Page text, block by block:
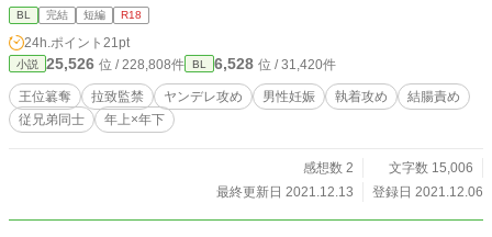
体格をした年上の従兄弟に敵うはずもなく、今日に至るまで
無体を働かれ続けている。 従者や女官にすらとも会えず、毎
日毎晩抱き潰され、ベッドから起き上がることもままならな
い。 食事さえ抱かれてグズグズになっている時に無理やり摂
らされていて、揺さぶられて目を覚まし、終わらない快楽の
果て意識を失う。 疲れ果て弱った体は休息を欲し、日が落ち
て、また、揺さぶられるまで目を覚ますことさえできず。繋
日々が、もう2年も過ぎ去った。 「愛している」 唱えるよう
に呟かれても、これをどうして愛と受け入れられるというの
BL 完結 短編 R18
24h.ポイント 21pt
小説 25,526 位 / 228,808件 BL 6,528 位 / 31,420件
王位簒奪 拉致監禁 ヤンデレ攻め 男性妊娠 執着攻め
結腸責め
従兄弟同士
年上×年下
感想数 2
文字数 15,006
最終更新日 2021.12.13
登録日 2021.12.06